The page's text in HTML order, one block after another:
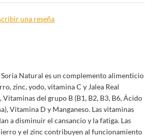
una reseña
Natural es un complemento alimenticio
zinc, yodo, vitamina C y Jalea Real
del grupo B (B1, B2, B3, B6, Ácido
Vitamina D y Manganeso. Las vitaminas
a disminuir el cansancio y la fatiga. Las
y el zinc contribuyen al funcionamiento